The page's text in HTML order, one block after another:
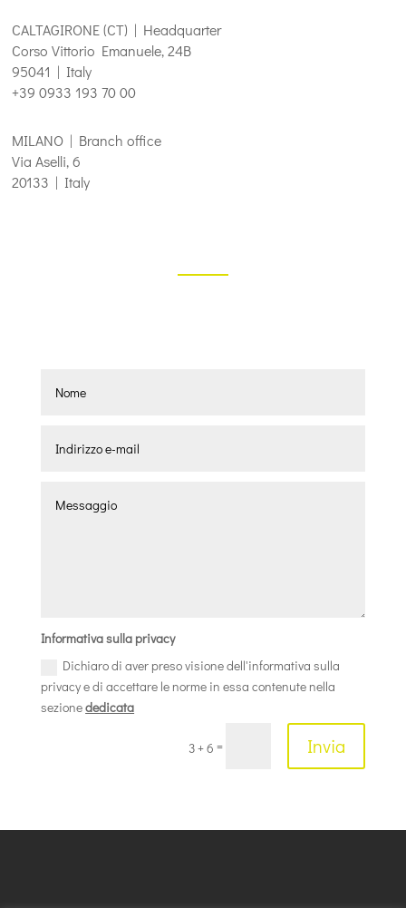
CALTAGIRONE (CT) | Headquarter
Corso Vittorio Emanuele, 24B
95041 | Italy
+39 0933 193 70 00
MILANO | Branch office
Via Aselli, 6
20133 | Italy
Informativa sulla privacy
Dichiaro di aver preso visione dell'informativa sulla
privacy e di accettare le norme in essa contenute nella
sezionededicata
3 + 6 = Invia